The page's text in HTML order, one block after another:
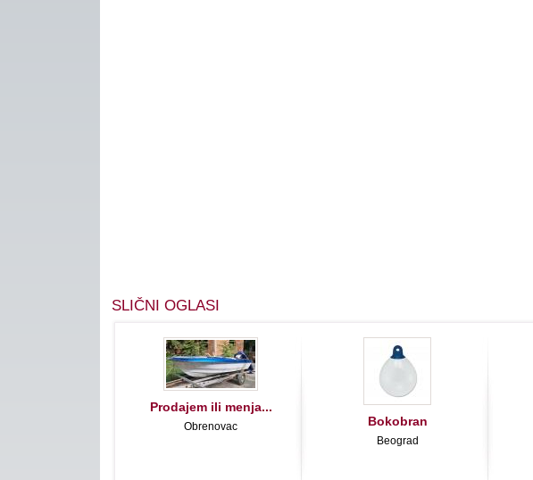
SLIČNI OGLASI
Prodajem ili menja...
Obrenovac Bokobran
Beograd